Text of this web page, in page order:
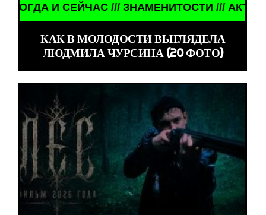
/// ЗНАМЕНИТОСТИ /// АКТЁРЫ ТОГДА И
КАК В МОЛОДОСТИ ВЫГЛЯДЕЛА
ЛЮДМИЛА ЧУРСИНА (20 ФОТО)